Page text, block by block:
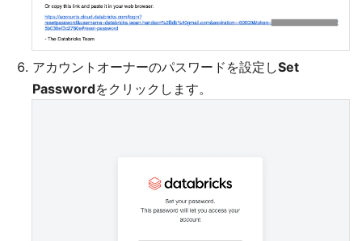
アカウントオーナーのパスワードを設定しSet
Passwordをクリックします。